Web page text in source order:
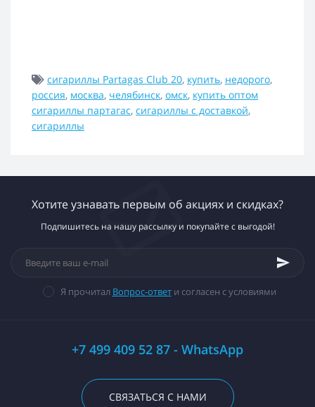
сигариллы Partagas Club 20, купить, недорого,
россия, москва, челябинск, омск, купить оптом
сигариллы партагас, сигариллы с доставкой,
сигариллы
Хотите узнавать первым об акциях и скидках?
Подпишитесь на нашу рассылку и покупайте с выгодой!
Я прочитал Вопрос-ответи согласен с условиями
+7 499 409 52 87 - WhatsApp
СВЯЗАТЬСЯ С НАМИ